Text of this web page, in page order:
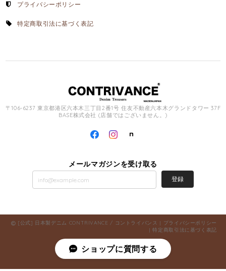
プライバシーポリシー
特定商取引法に基づく表記
〒106-6237 東京都港区六本木三丁目2番1号 住友不動産六本木グランドタワー 37F
BASE株式会社 (店舗ではございません。)
メールマガジンを受け取る
登録
[公式] 日本製デニム CONTRIVANCE / コントライバンス | プライバシーポリシー
|特定商取引法に基づく表記
ショップに質問する